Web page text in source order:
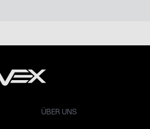
ÜBER UNS